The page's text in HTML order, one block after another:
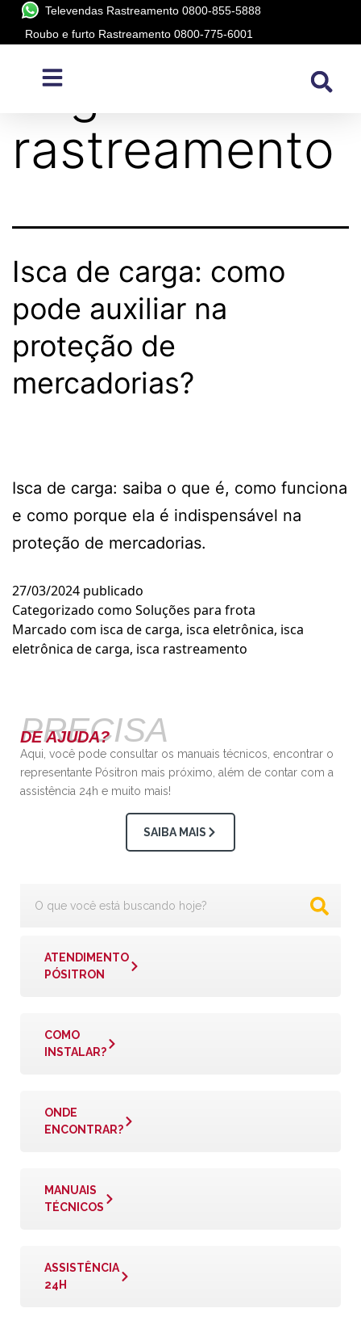
Televendas Rastreamento 0800-855-5888
Roubo e furto Rastreamento 0800-775-6001
Tag:
rastreamento
Isca de carga: como
pode auxiliar na
proteção de
mercadorias?
Isca de carga: saiba o que é, como funciona
e como porque ela é indispensável na
proteção de mercadorias.
27/03/2024 publicado
Categorizado como Soluções para frota
Marcado com isca de carga, isca eletrônica, isca
eletrônica de carga, isca rastreamento
PRECISA
DE AJUDA?
Aqui, você pode consultar os manuais técnicos, encontrar o
representante Pósitron mais próximo, além de contar com a
assistência 24h e muito mais!
SAIBA MAIS
ATENDIMENTO
PÓSITRON
COMO
INSTALAR?
ONDE
ENCONTRAR?
MANUAIS
TÉCNICOS
ASSISTÊNCIA
24H